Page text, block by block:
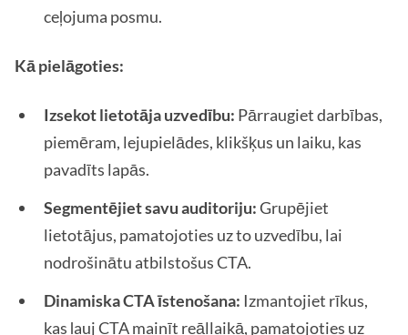
ceļojuma posmu.
Kā pielāgoties:
Izsekot lietotāja uzvedību: Pārraugiet darbības,
piemēram, lejupielādes, klikšķus un laiku, kas
pavadīts lapās.
Segmentējiet savu auditoriju:Grupējiet
lietotājus, pamatojoties uz to uzvedību, lai
nodrošinātu atbilstošus CTA.
Dinamiska CTA īstenošana: Izmantojiet rīkus,
kas ļauj CTA mainīt reāllaikā, pamatojoties uz